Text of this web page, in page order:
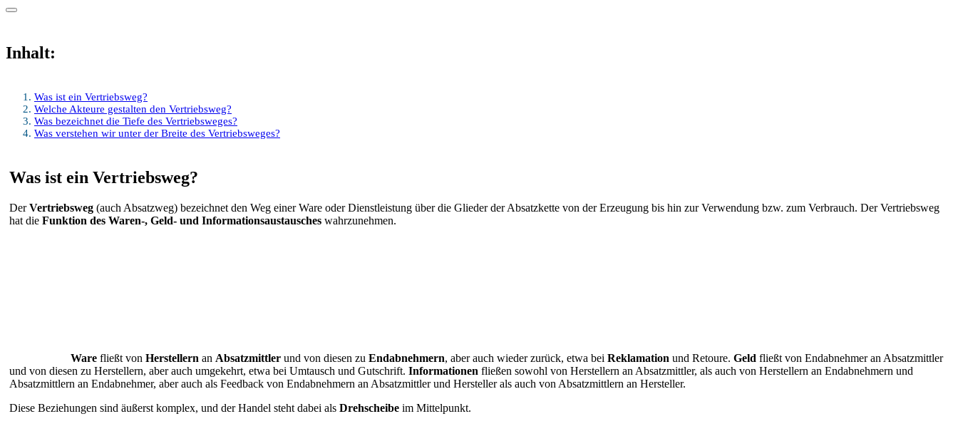
Inhalt:
Was ist ein Vertriebsweg?
Welche Akteure gestalten den Vertriebsweg?
Was bezeichnet die Tiefe des Vertriebsweges?
Was verstehen wir unter der Breite des Vertriebsweges?
Was ist ein Vertriebsweg?
DerVertriebsweg (auch Absatzweg) bezeichnet den Weg einer Ware oder Dienstleistung über die Glieder der Absatzkette von der Erzeugung bis hin zur Verwendung bzw. zum Verbrauch. Der Vertriebsweg
hat die Funktion des Waren-, Geld- und Informationsaustausches wahrzunehmen.
Ware fließt von Herstellern an Absatzmittler und von diesen zu Endabnehmern, aber auch wieder zurück, etwa bei Reklamation und Retoure. Geld fließt von Endabnehmer an Absatzmittler
und von diesen zu Herstellern, aber auch umgekehrt, etwa bei Umtausch und Gutschrift. Informationen fließen sowohl von Herstellern an Absatzmittler, als auch von Herstellern an Endabnehmern und
Absatzmittlern an Endabnehmer, aber auch als Feedback von Endabnehmern an Absatzmittler und Hersteller als auch von Absatzmittlern an Hersteller.
Diese Beziehungen sind äußerst komplex, und der Handel steht dabei als Drehscheibe im Mittelpunkt.